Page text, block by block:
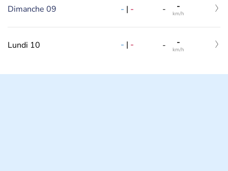
Dimanche 09 - | - - -
km/h
Lundi 10 - | - - -
km/h